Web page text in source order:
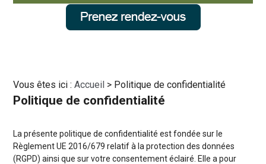
Vous êtes ici : Accueil > Politique de confidentialité
Politique de confidentialité
La présente politique de confidentialité est fondée sur le
Règlement UE 2016/679 relatif à la protection des données
(RGPD) ainsi que sur votre consentement éclairé. Elle a pour